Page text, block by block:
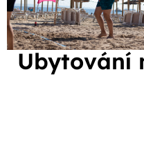
Ubytování